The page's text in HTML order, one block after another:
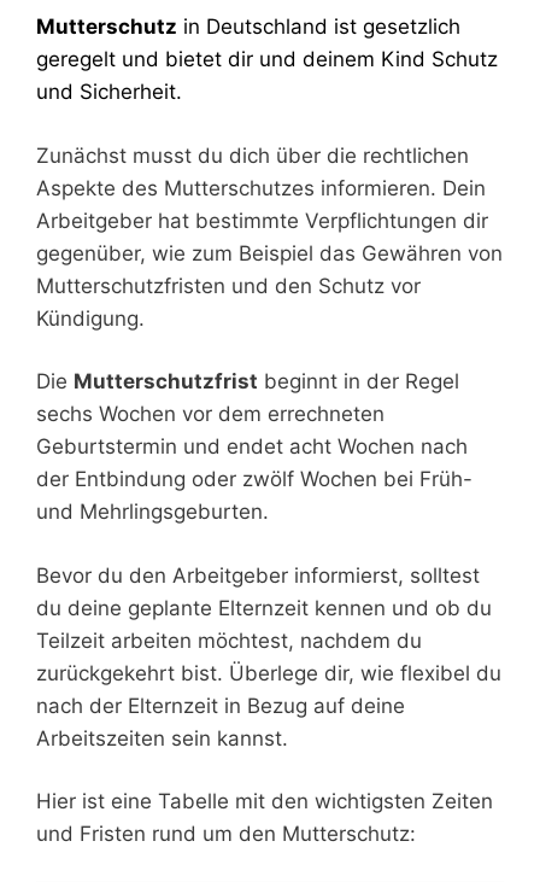
Mutterschutz in Deutschland ist gesetzlich
geregelt und bietet dir und deinem Kind Schutz
und Sicherheit.
Zunächst musst du dich über die rechtlichen
Aspekte des Mutterschutzes informieren. Dein
Arbeitgeber hat bestimmte Verpflichtungen dir
gegenüber, wie zum Beispiel das Gewähren von
Mutterschutzfristen und den Schutz vor
Kündigung.
Die Mutterschutzfrist beginnt in der Regel
sechs Wochen vor dem errechneten
Geburtstermin und endet acht Wochen nach
der Entbindung oder zwölf Wochen bei Früh-
und Mehrlingsgeburten.
Bevor du den Arbeitgeber informierst, solltest
du deine geplante Elternzeit kennen und ob du
Teilzeit arbeiten möchtest, nachdem du
zurückgekehrt bist. Überlege dir, wie flexibel du
nach der Elternzeit in Bezug auf deine
Arbeitszeiten sein kannst.
Hier ist eine Tabelle mit den wichtigsten Zeiten
und Fristen rund um den Mutterschutz: